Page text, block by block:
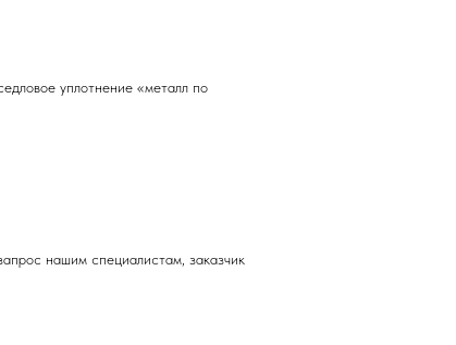
уплотнение «металл по
нашим специалистам, заказчик